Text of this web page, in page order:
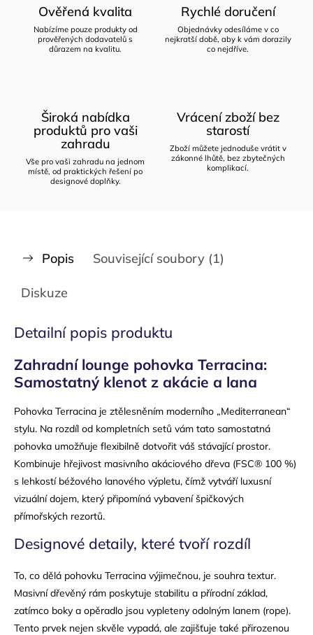
Ověřená kvalita
Nabízíme pouze produkty od
prověřených dodavatelů s
důrazem na kvalitu.
Rychlé doručení
Objednávky odesíláme v co
nejkratší době, aby k vám dorazily
co nejdříve.
Široká nabídka
produktů pro vaši
zahradu
Vše pro vaši zahradu na jednom
místě, od praktických řešení po
designové doplňky.
Vrácení zboží bez
starostí
Zboží můžete jednoduše vrátit v
zákonné lhůtě, bez zbytečných
komplikací.
Popis Související soubory (1)
Diskuze
Detailní popis produktu
Zahradní lounge pohovka Terracina:
Samostatný klenot z akácie a lana
Pohovka Terracina je ztělesněním moderního „Mediterranean“
stylu. Na rozdíl od kompletních setů vám tato samostatná
pohovka umožňuje flexibilně dotvořit váš stávající prostor.
Kombinuje hřejivost masivního akáciového dřeva (FSC® 100 %)
s lehkostí béžového lanového výpletu, čímž vytváří luxusní
vizuální dojem, který připomíná vybavení špičkových
přímořských rezortů.
Designové detaily, které tvoří rozdíl
To, co dělá pohovku Terracina výjimečnou, je souhra textur.
Masivní dřevěný rám poskytuje stabilitu a přírodní základ,
zatímco boky a opěradlo jsou vypleteny odolným lanem (rope).
Tento prvek nejen skvěle vypadá, ale zajišťuje také přirozenou